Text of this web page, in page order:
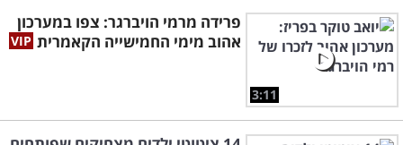
3:11
פרידה מרמי הויברגר: צפו במערכון
אהוב מימי החמישייה הקאמרית